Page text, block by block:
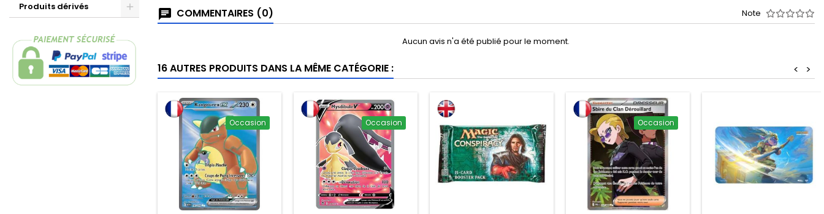
Produits dérivés
COMMENTAIRES (0) Note
Aucun avis n'a été publié pour le moment.
16 AUTRES PRODUITS DANS LA MÊME CATÉGORIE : >
<
Occasion Occasion Occasion